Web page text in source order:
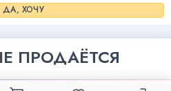
ДА, ХОЧУ
ПРОДАЁТСЯ